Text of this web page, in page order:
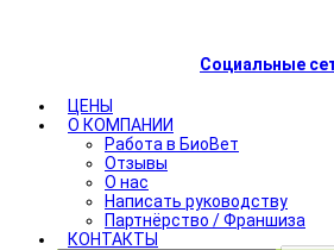
Социальные
ЦЕНЫ
О КОМПАНИИ
Работа в БиоВет
Отзывы
О нас
Написать руководству
Партнёрство / Франшиза
КОНТАКТЫ